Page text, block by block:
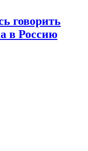
говорить
в Россию